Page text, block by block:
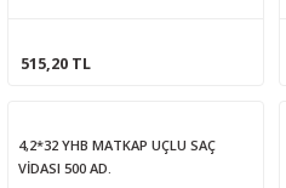
515,20 TL
4,2*32 YHB MATKAP UÇLU SAÇ
VİDASI 500 AD.